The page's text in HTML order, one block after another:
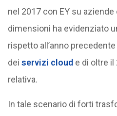
nel 2017 con EY su
dimensioni ha evidenziato
rispetto all’anno
dei servizi cloud e di oltre il
relativa.
In tale scenario di forti